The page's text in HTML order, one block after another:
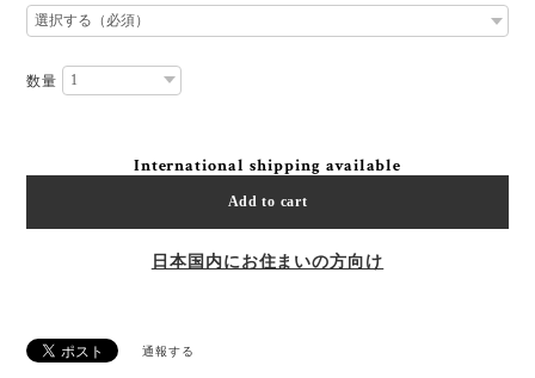
数量
International shipping available
Add to cart
日本国内にお住まいの方向け
通報する